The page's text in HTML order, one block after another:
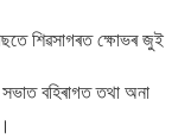
শিৱসাগৰত ক্ষোভৰ জুই
বহিৰাগত তথা অনা